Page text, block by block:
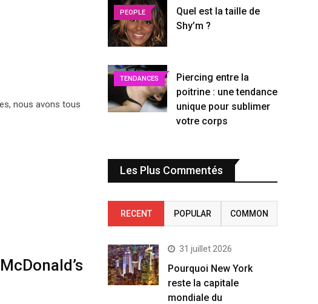
nous avons tous
PEOPLE
Quel est la taille de
Shy’m ?
TENDANCES
Piercing entre la
poitrine : une tendance
unique pour sublimer
votre corps
Les Plus Commentés
RECENT POPULAR COMMON
31 juillet 2026
Pourquoi New York
reste la capitale
mondiale du